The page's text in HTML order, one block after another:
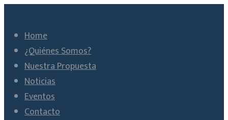
Home
¿Quiénes Somos?
Nuestra Propuesta
Noticias
Eventos
Contacto